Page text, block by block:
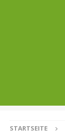
STARTSEITE